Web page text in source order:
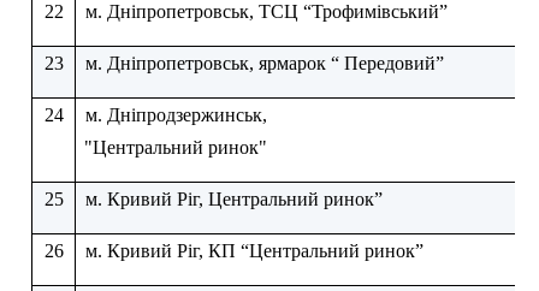
22 м. Дніпропетровськ, ТСЦ “Трофимівський”
23 м. Дніпропетровськ, ярмарок “ Передовий”
24
м. Дніпродзержинськ,
"Центральний ринок"
25 м. Кривий Ріг, Центральний ринок”
26 м. Кривий Ріг, КП “Центральний ринок”